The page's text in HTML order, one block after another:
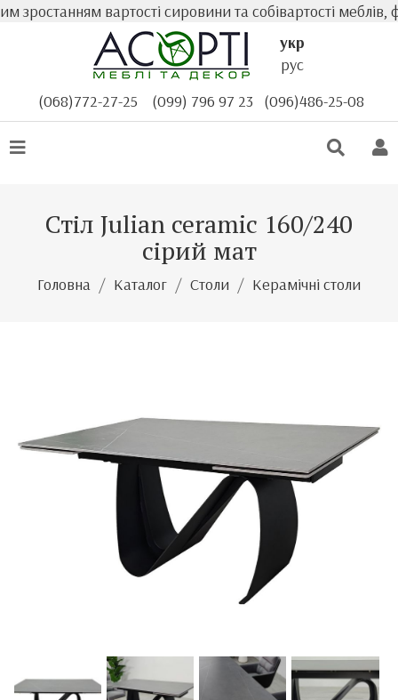
вартості сировини та собівартості меблів,
укр
рус
(068)772-27-25
(099) 796 97 23 (096)486-25-08
Стіл Julian ceramic 160/240
сірий мат
Головна Каталог Столи Керамічні столи